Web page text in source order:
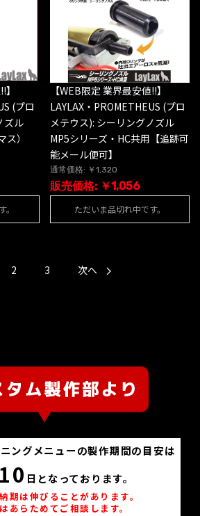
(プロ
ズル
）
【WEB限定 業界最安値!!】
LAYLAX・PROMETHEUS (プロ
メテウス): シーリングノズル
MP5シリーズ・HC共用【追跡可
能メール便可】
通常価格: ￥1,320
販売価格: ￥1,056
ただいま品切れ中です。
2 3 次へ
ングメニューの製作期間の目安は
10 日となっております。
期は伸びることがあります。
あらためてご相談します。